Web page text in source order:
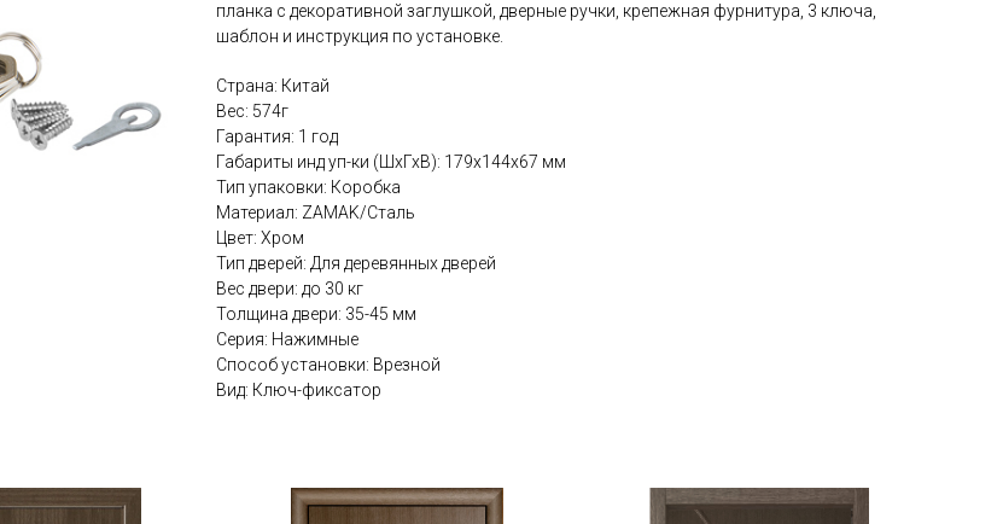
планка с декоративной заглушкой, дверные ручки, крепежная фурнитура, 3 ключа,
шаблон и инструкция по установке.
Страна: Китай
Вес: 574г
Гарантия: 1 год
Габариты инд уп-ки (ШхГхВ): 179x144x67 мм
Тип упаковки: Коробка
Материал: ZAMAK/Сталь
Цвет: Хром
Тип дверей: Для деревянных дверей
Вес двери: до 30 кг
Толщина двери: 35-45 мм
Серия: Нажимные
Способ установки: Врезной
Вид: Ключ-фиксатор